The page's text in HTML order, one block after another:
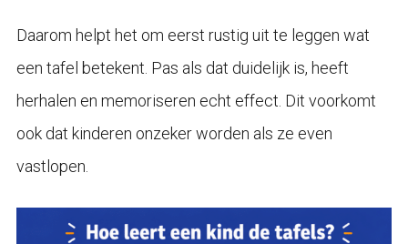
Daarom helpt het om eerst rustig uit te leggen wat
een tafel betekent. Pas als dat duidelijk is, heeft
herhalen en memoriseren echt effect. Dit voorkomt
ook dat kinderen onzeker worden als ze even
vastlopen.